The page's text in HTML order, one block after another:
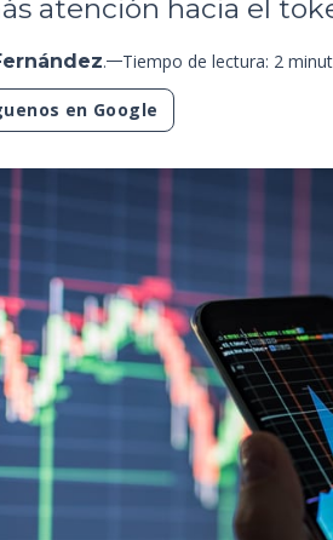
atención hacia el
. Tiempo de lectura: 2
en Google